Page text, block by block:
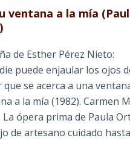
ventana a la mía
de Esther
puede enjaular los ojos
que se acerca a una
a la mía (1982). Carmen
La ópera prima de Paula
de artesano cuidado